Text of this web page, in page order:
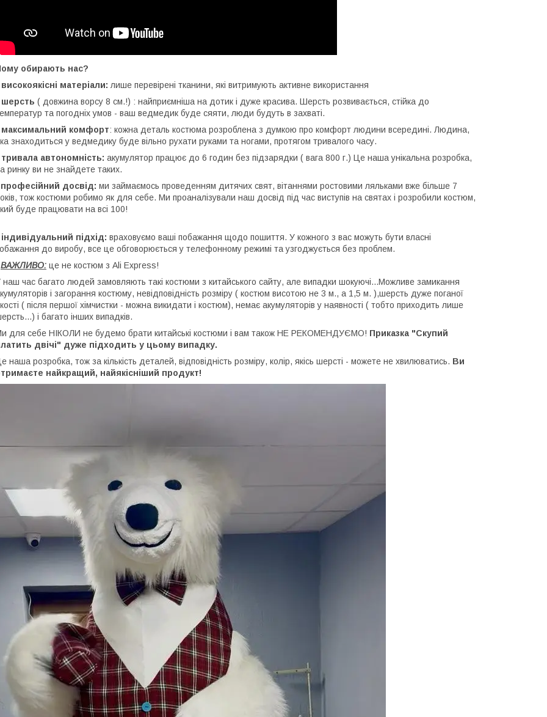
обирають нас?
матеріали: лише перевірені тканини, які витримують активне використання
шерсть ( довжина ворсу 8 см.!) : найприємніша на дотик і дуже красива. Шерсть розвивається, стійка до
та погодніх умов - ваш ведмедик буде сяяти, люди будуть в захваті.
максимальний комфорт: кожна деталь костюма розроблена з думкою про комфорт людини всередині. Людина,
знаходиться у ведмедику буде вільно рухати руками та ногами, протягом тривалого часу.
автономність: акумулятор працює до 6 годин без підзарядки ( вага 800 г.) Це наша унікальна розробка,
ринку ви не знайдете таких.
професійний досвід: ми займаємось проведенням дитячих свят, вітаннями ростовими ляльками вже більше 7
тож костюми робимо як для себе. Ми проаналізували наш досвід під час виступів на святах і розробили костюм,
буде працювати на всі 100!
підхід: враховуємо ваші побажання щодо пошиття. У кожного з вас можуть бути власні
до виробу, все це обговорюється у телефонному режимі та узгоджується без проблем.
ВАЖЛИВО: це не костюм з Ali Express!
наш час багато людей замовляють такі костюми з китайського сайту, але випадки шокуючі...Можливе замикання
і загорання костюму, невідповідність розміру ( костюм висотою не 3 м., а 1,5 м. ),шерсть дуже поганої
( після першої хімчистки - можна викидати і костюм), немає акумуляторів у наявності ( тобто приходить лише
і багато інших випадків.
для себе НІКОЛИ не будемо брати китайські костюми і вам також НЕ РЕКОМЕНДУЄМО! Приказка "Скупий
двічі" дуже підходить у цьому випадку.
наша розробка, тож за кількість деталей, відповідність розміру, колір, якісь шерсті - можете не хвилюватись. Ви
найкращий, найякісніший продукт!